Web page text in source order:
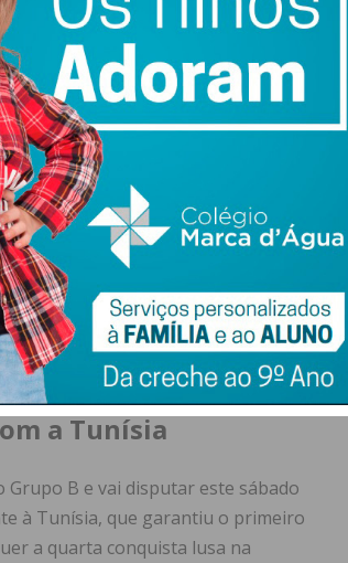
capacidade de desequilíbrio nos
a sua transferência e onde
com contrato válido até
o consequente acesso à final,
a formação das Quinas já vencia por
de Mathys de Carvalho (12′). Na
minutos, mas a resposta lusa foi
depois, abrindo caminho para
em 6-1.
a Tunísia
B e vai disputar este sábado
à Tunísia, que garantiu o primeiro
a quarta conquista lusa na